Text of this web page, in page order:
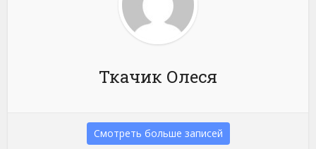
Ткачик Олеся
Смотреть больше записей